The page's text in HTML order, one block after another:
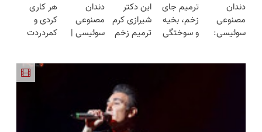
(تخفیف به
مدت
محدود)
محوش کن!
هوشمند ⚙️
(نصف
قیمت بازار
ساخت!!!
فقط امروز
حراج شد🔥
پرداخت
دندان
مصنوعی
سوئیسی:
ترمیم جای
زخم، بخیه
و سوختگی
این دکتر
شیرازی کرم
ترمیم زخم
دندان
مصنوعی
سوئیسی |
اقساطی😍
هر کاری
کردی و
کمردردت
پرسشنامه و
دریافت راه